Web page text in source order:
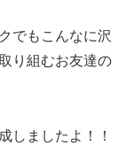
でもこんなに沢
り組むお友達の
しましたよ！！